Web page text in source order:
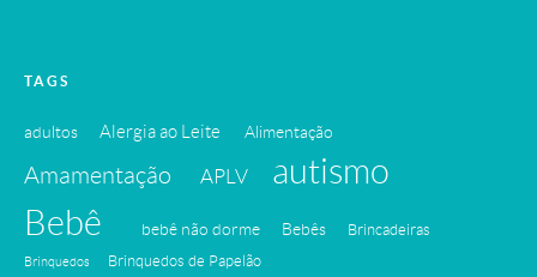
TAGS
adultos Alergia ao Leite Alimentação
Amamentação APLV
autismo
Bebê
bebê não dorme Bebês Brincadeiras
Brinquedos Brinquedos de Papelão